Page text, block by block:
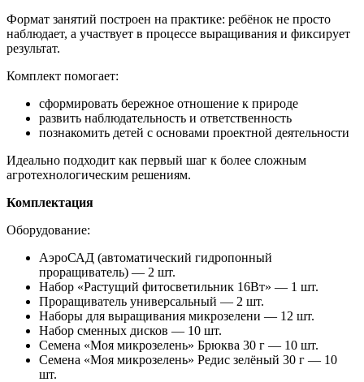
Формат занятий построен на практике: ребёнок не просто
наблюдает, а участвует в процессе выращивания и фиксирует
результат.
Комплект помогает:
сформировать бережное отношение к природе
развить наблюдательность и ответственность
познакомить детей с основами проектной деятельности
Идеально подходит как первый шаг к более сложным
агротехнологическим решениям.
Комплектация
Оборудование:
АэроСАД (автоматический гидропонный
проращиватель) — 2 шт.
Набор «Растущий фитосветильник 16Вт» — 1 шт.
Проращиватель универсальный — 2 шт.
Наборы для выращивания микрозелени — 12 шт.
Набор сменных дисков — 10 шт.
Семена «Моя микрозелень» Брюква 30 г — 10 шт.
Семена «Моя микрозелень» Редис зелёный 30 г — 10
шт.